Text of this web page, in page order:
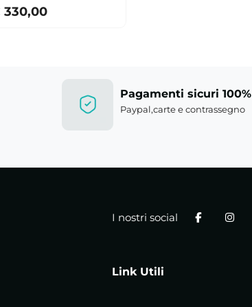
Pagamenti sicuri 100%
Paypal,carte e contrassegno
I nostri social
Link Utili